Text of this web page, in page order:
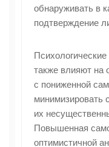
обнаруживать в
подтверждение
также влияют на
с пониженной
минимизировать
их
Повышенная
оптимистичной